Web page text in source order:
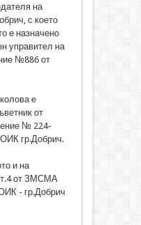
на
с което
е назначено
управител на
№886 от
е
от
№ 224-
гр.Добрич.
и на
т.4 от ЗМСМА
- гр.Добрич